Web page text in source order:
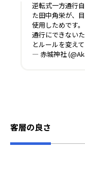
逆転式一方通行
た田中角栄が、
使用しためです
通行にできない
とルールを変え
— 赤城神社
客層の良さ